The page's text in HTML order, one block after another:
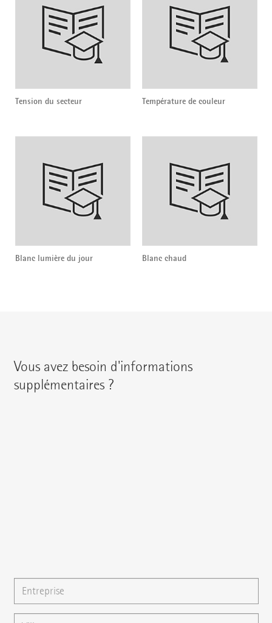
Tension du secteur Température de couleur
Blanc lumière du jour Blanc chaud
Vous avez besoin d'informations
supplémentaires ?